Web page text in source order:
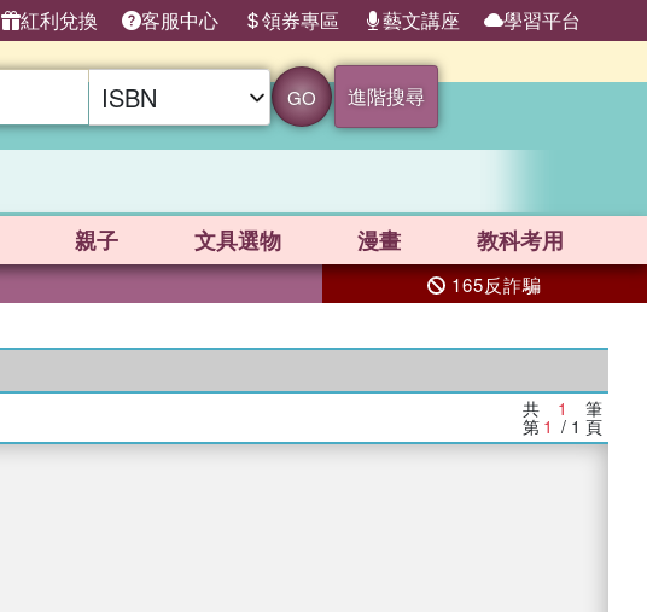
紅利兌換 客服中心 領券專區 藝文講座 學習平台
GO 進階搜尋
親子 文具選物 漫畫 教科考用
165反詐騙
共 1 筆
第 1 / 1 頁